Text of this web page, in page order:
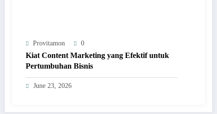
Provitamon 0
Kiat Content Marketing yang Efektif untuk
Pertumbuhan Bisnis
June 23, 2026